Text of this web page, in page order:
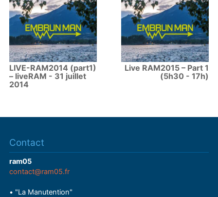
LIVE-RAM2014 (part1)
– liveRAM - 31 juillet
2014
Live RAM2015 – Part 1
(5h30 - 17h)
Contact
ram05
contact@ram05.fr
• "La Manutention"